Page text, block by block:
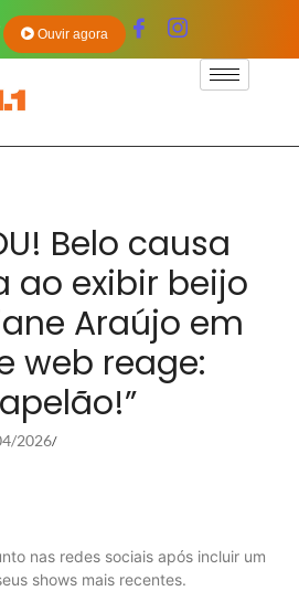
Ouvir agora
Belo causa
ao exibir beijo
Araújo em
web reage:
2026/
nas redes sociais após incluir um
shows mais recentes.